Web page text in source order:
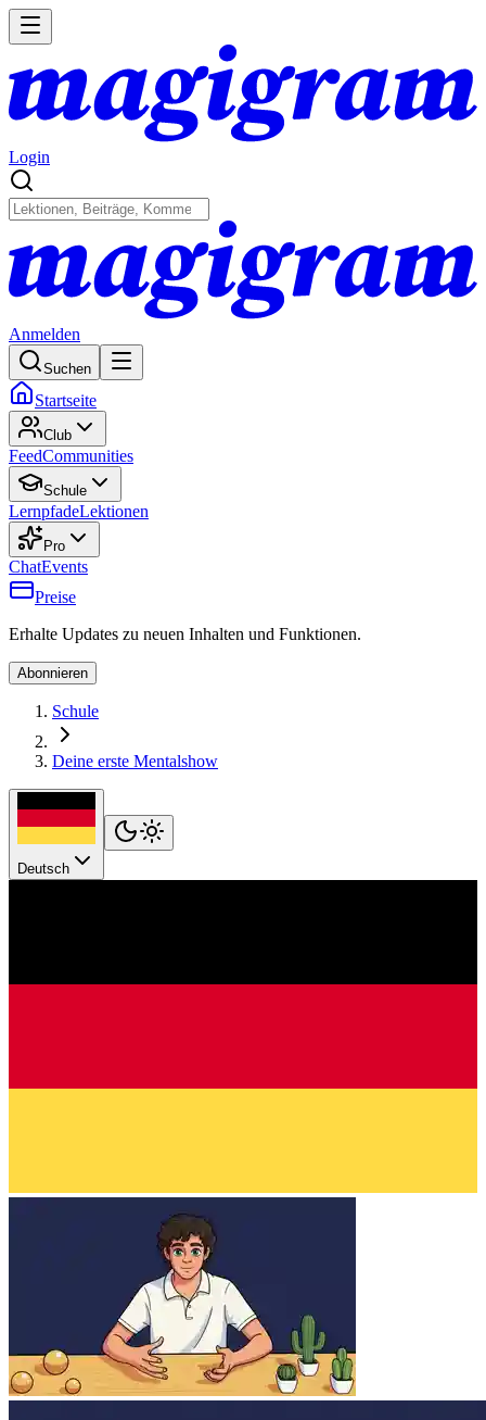
Login
Anmelden
Suchen
Startseite
Club
FeedCommunities
Schule
LernpfadeLektionen
Pro
ChatEvents
Preise
Erhalte Updates zu neuen Inhalten und Funktionen.
Abonnieren
Schule
Deine erste Mentalshow
Deutsch